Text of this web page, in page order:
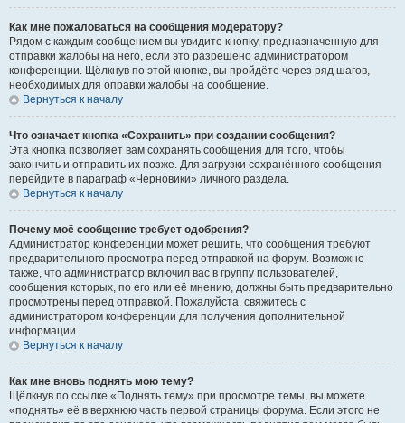
Как мне пожаловаться на сообщения модератору?
Рядом с каждым сообщением вы увидите кнопку, предназначенную для
отправки жалобы на него, если это разрешено администратором
конференции. Щёлкнув по этой кнопке, вы пройдёте через ряд шагов,
необходимых для оправки жалобы на сообщение.
Вернуться к началу
Что означает кнопка «Сохранить» при создании сообщения?
Эта кнопка позволяет вам сохранять сообщения для того, чтобы
закончить и отправить их позже. Для загрузки сохранённого сообщения
перейдите в параграф «Черновики» личного раздела.
Вернуться к началу
Почему моё сообщение требует одобрения?
Администратор конференции может решить, что сообщения требуют
предварительного просмотра перед отправкой на форум. Возможно
также, что администратор включил вас в группу пользователей,
сообщения которых, по его или её мнению, должны быть предварительно
просмотрены перед отправкой. Пожалуйста, свяжитесь с
администратором конференции для получения дополнительной
информации.
Вернуться к началу
Как мне вновь поднять мою тему?
Щёлкнув по ссылке «Поднять тему» при просмотре темы, вы можете
«поднять» её в верхнюю часть первой страницы форума. Если этого не